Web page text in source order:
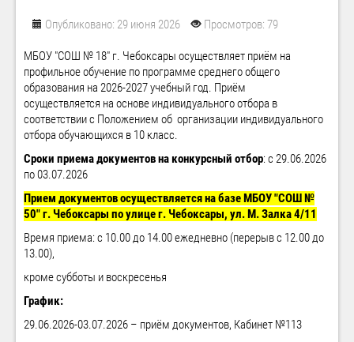
Опубликовано: 29 июня 2026 Просмотров: 79
МБОУ "СОШ № 18" г. Чебоксары осуществляет приём на
профильное обучение по программе среднего общего
образования на 2026-2027 учебный год. Приём
осуществляется на основе индивидуального отбора в
соответствии с Положением об организации индивидуального
отбора обучающихся в 10 класс.
Сроки приема документов на конкурсный отбор: с 29.06.2026
по 03.07.2026
Прием документов осуществляется на базе МБОУ "СОШ №
50" г. Чебоксары по улице г. Чебоксары, ул. М. Залка 4/11
Время приема: с 10.00 до 14.00 ежедневно (перерыв с 12.00 до
13.00),
кроме субботы и воскресенья
График:
29.06.2026-03.07.2026 – приём документов, Кабинет №113